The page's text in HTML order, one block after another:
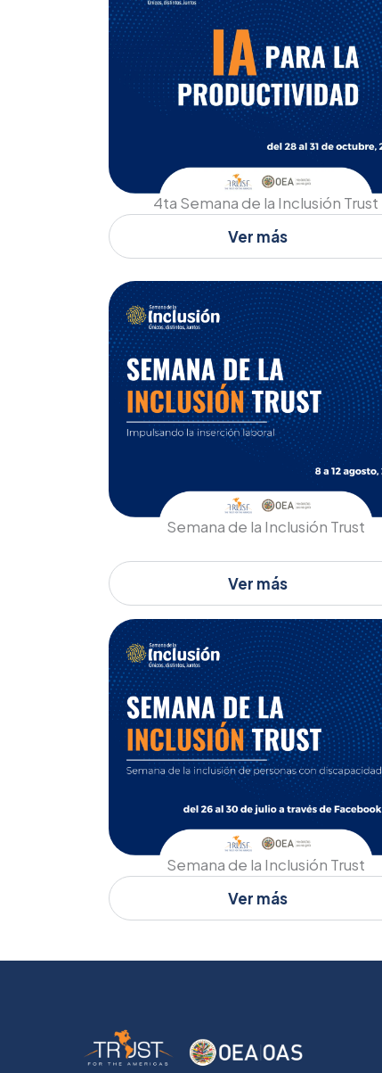
4ta Semana de la Inclusión Trust
Ver más
Semana de la Inclusión Trust
Ver más
Semana de la Inclusión Trust
Ver más